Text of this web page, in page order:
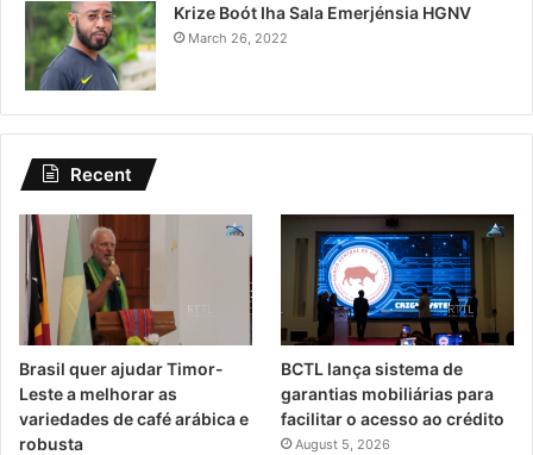
Krize Boót Iha Sala Emerjénsia HGNV
March 26, 2022
Recent
Brasil quer ajudar Timor-
Leste a melhorar as
variedades de café arábica e
robusta
BCTL lança sistema de
garantias mobiliárias para
facilitar o acesso ao crédito
August 5, 2026